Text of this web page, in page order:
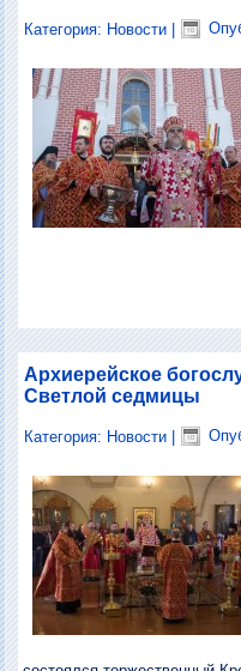
Категория: Новости |
Архиерейское
Светлой седмицы
Категория: Новости |